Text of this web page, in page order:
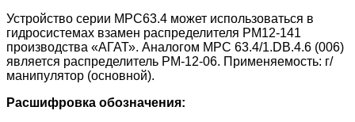
Устройство серии МРС63.4 может использоваться в
гидросистемах взамен распределителя РМ12-141
производства «АГАТ». Аналогом МРС 63.4/1.DВ.4.6 (006)
является распределитель РМ-12-06. Применяемость: г/
манипулятор (основной).
Расшифровка обозначения: